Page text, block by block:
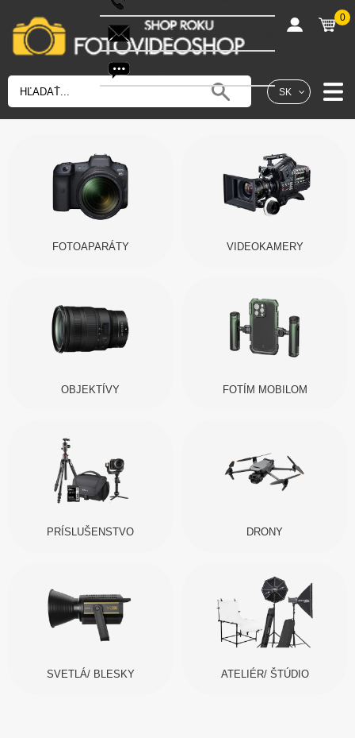
SK
shop@fotovideoshop.sk
0
FOTOAPARÁTY VIDEOKAMERY
OBJEKTÍVY FOTÍM MOBILOM
PRÍSLUŠENSTVO DRONY
SVETLÁ/ BLESKY ATELIÉR/ ŠTÚDIO